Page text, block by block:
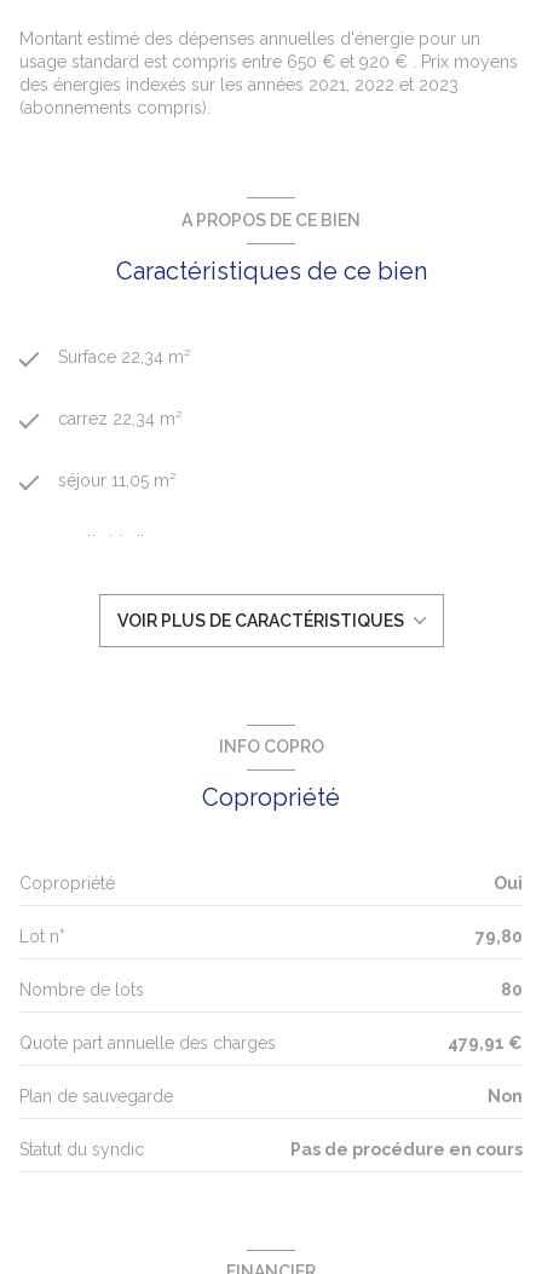
Montant estimé des dépenses annuelles d'énergie pour un
usage standard est compris entre 650 € et 920 € . Prix moyens
des énergies indexés sur les années 2021, 2022 et 2023
(abonnements compris).
A PROPOS DE CE BIEN
Caractéristiques de ce bien
Surface 22,34 m²
carrez 22,34 m²
séjour 11,05 m²
1 salle(s) d'eau
Chauffage individuel : convecteur (electrique)
1er étage
ascenseur
cave
interphone
VOIR PLUS DE CARACTÉRISTIQUES
INFO COPRO
Copropriété
Copropriété Oui
Lot n° 79,80
Nombre de lots 80
Quote part annuelle des charges 479,91 €
Plan de sauvegarde Non
Statut du syndic Pas de procédure en cours